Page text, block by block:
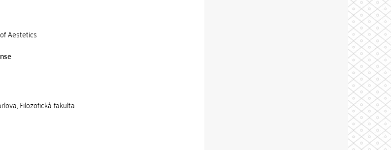
Aestetics
Filozofická fakulta